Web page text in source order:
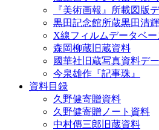
『美術画報』所載図版
黒田記念館所蔵黒田清
X線フィルムデータベー
森岡柳蔵旧蔵資料
國華社旧蔵写真資料デ
今泉雄作『記事珠』
資料目録
久野健寄贈資料
久野健寄贈ノート資料
中村傳三郎旧蔵資料